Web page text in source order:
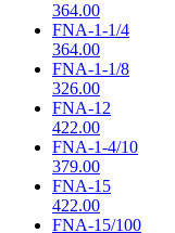
364.00
FNA-1-1/4
364.00
FNA-1-1/8
326.00
FNA-12
422.00
FNA-1-4/10
379.00
FNA-15
422.00
FNA-15/100